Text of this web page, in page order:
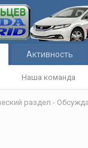
Наша команда
Активность
раздел -